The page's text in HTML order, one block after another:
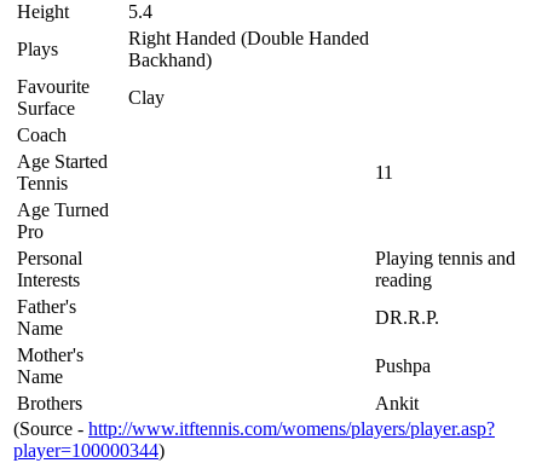
Height
5.4
Plays
Right Handed (Double Handed
Backhand)
Favourite
Surface
Clay
Coach
Age Started
Tennis
11
Age Turned
Pro
Personal
Interests
Playing tennis and
reading
Father's
Name
DR.R.P.
Mother's
Name
Pushpa
Brothers
Ankit
(Source - http://www.itftennis.com/womens/players/player.asp?
player=100000344)